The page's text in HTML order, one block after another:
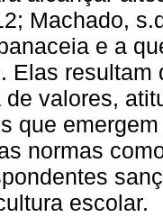
Machado,
e a
Elas
valores,
que
normas
escolar.